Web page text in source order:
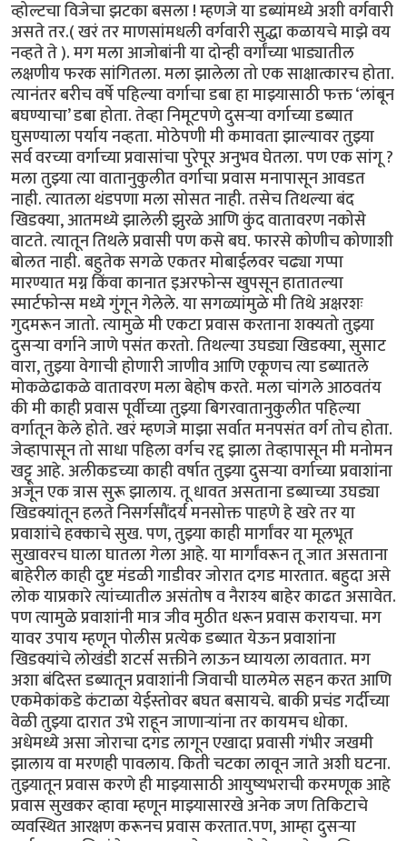
व्होल्टचा विजेचा झटका बसला ! म्हणजे या डब्यांमध्ये अशी वर्गवारी
असते तर.( खरं तर माणसांमधली वर्गवारी सुद्धा कळायचे माझे वय
नव्हते ते ). मग मला आजोबांनी या दोन्ही वर्गांच्या भाड्यातील
लक्षणीय फरक सांगितला. मला झालेला तो एक साक्षात्कारच होता.
त्यानंतर बरीच वर्षे पहिल्या वर्गाचा डबा हा माझ्यासाठी फक्त ‘लांबून
बघण्याचा’ डबा होता. तेव्हा निमूटपणे दुसऱ्या वर्गाच्या डब्यात
घुसण्याला पर्याय नव्हता. मोठेपणी मी कमावता झाल्यावर तुझ्या
सर्व वरच्या वर्गाच्या प्रवासांचा पुरेपूर अनुभव घेतला. पण एक सांगू ?
मला तुझ्या त्या वातानुकुलीत वर्गाचा प्रवास मनापासून आवडत
नाही. त्यातला थंडपणा मला सोसत नाही. तसेच तिथल्या बंद
खिडक्या, आतमध्ये झालेली झुरळे आणि कुंद वातावरण नकोसे
वाटते. त्यातून तिथले प्रवासी पण कसे बघ. फारसे कोणीच कोणाशी
बोलत नाही. बहुतेक सगळे एकतर मोबाईलवर चढ्या गप्पा
मारण्यात मग्न किंवा कानात इअरफोन्स खुपसून हातातल्या
स्मार्टफोन्स मध्ये गुंगून गेलेले. या सगळ्यांमुळे मी तिथे अक्षरशः
गुदमरून जातो. त्यामुळे मी एकटा प्रवास करताना शक्यतो तुझ्या
दुसऱ्या वर्गाने जाणे पसंत करतो. तिथल्या उघड्या खिडक्या, सुसाट
वारा, तुझ्या वेगाची होणारी जाणीव आणि एकूणच त्या डब्यातले
मोकळेढाकळे वातावरण मला बेहोष करते. मला चांगले आठवतंय
की मी काही प्रवास पूर्वीच्या तुझ्या बिगरवातानुकुलीत पहिल्या
वर्गातून केले होते. खरं म्हणजे माझा सर्वात मनपसंत वर्ग तोच होता.
जेव्हापासून तो साधा पहिला वर्गच रद्द झाला तेव्हापासून मी मनोमन
खट्टू आहे. अलीकडच्या काही वर्षात तुझ्या दुसऱ्या वर्गाच्या प्रवाशांना
अजून एक त्रास सुरू झालाय. तू धावत असताना डब्याच्या उघड्या
खिडक्यांतून हलते निसर्गसौंदर्य मनसोक्त पाहणे हे खरे तर या
प्रवाशांचे हक्काचे सुख. पण, तुझ्या काही मार्गांवर या मूलभूत
सुखावरच घाला घातला गेला आहे. या मार्गांवरून तू जात असताना
बाहेरील काही दुष्ट मंडळी गाडीवर जोरात दगड मारतात. बहुदा असे
लोक याप्रकारे त्यांच्यातील असंतोष व नैराश्य बाहेर काढत असावेत.
पण त्यामुळे प्रवाशांनी मात्र जीव मुठीत धरून प्रवास करायचा. मग
यावर उपाय म्हणून पोलीस प्रत्येक डब्यात येऊन प्रवाशांना
खिडक्यांचे लोखंडी शटर्स सक्तीने लाऊन घ्यायला लावतात. मग
अशा बंदिस्त डब्यातून प्रवाशांनी जिवाची घालमेल सहन करत आणि
एकमेकांकडे कंटाळा येईस्तोवर बघत बसायचे. बाकी प्रचंड गर्दीच्या
वेळी तुझ्या दारात उभे राहून जाणाऱ्यांना तर कायमच धोका.
अधेमध्ये असा जोराचा दगड लागून एखादा प्रवासी गंभीर जखमी
झालाय वा मरणही पावलाय. किती चटका लावून जाते अशी घटना.
तुझ्यातून प्रवास करणे ही माझ्यासाठी आयुष्यभराची करमणूक आहे
प्रवास सुखकर व्हावा म्हणून माझ्यासारखे अनेक जण तिकिटाचे
व्यवस्थित आरक्षण करूनच प्रवास करतात.पण, आम्हा दुसऱ्या